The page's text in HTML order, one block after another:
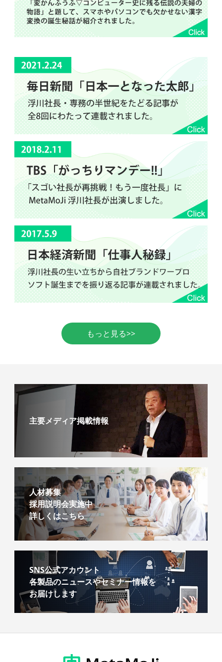
もっと見る>>
主要メディア掲載情報
人材募集
採用説明会実施中
詳しくはこちら
SNS公式アカウント
各製品のニュースやセミナー情報を
お届けします